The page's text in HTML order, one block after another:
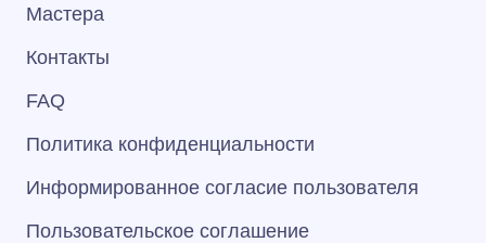
Мастера
Контакты
FAQ
Политика конфиденциальности
Информированное согласие пользователя
Пользовательское соглашение